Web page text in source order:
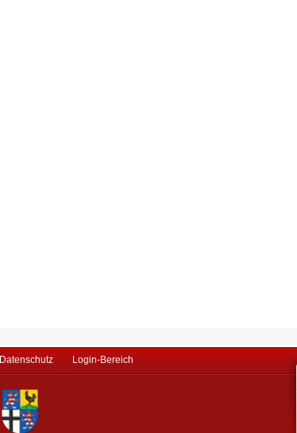
Datenschutz Login-Bereich